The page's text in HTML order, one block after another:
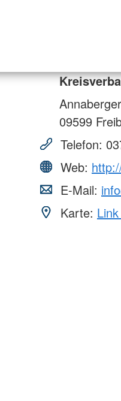
09599
Telefon:
Web:
E-Mail:
Karte: